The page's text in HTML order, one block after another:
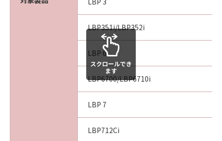
LBP351i/LBP352i
LBP 6
LBP6700/LBP6710i
LBP 7
LBP712Ci
スクロールでき
ます